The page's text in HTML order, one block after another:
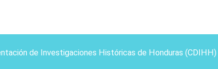
de Investigaciones Históricas de Honduras